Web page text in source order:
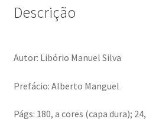
LISBOA AINDA – Olhares
Mármore Preto / Black Marble
Descrição
Autor: Libório Manuel Silva
Prefácio: Alberto Manguel
Págs: 180, a cores (capa dura);